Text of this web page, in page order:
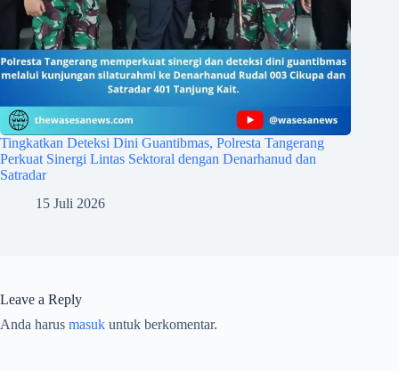
Tingkatkan Deteksi Dini Guantibmas, Polresta Tangerang
Perkuat Sinergi Lintas Sektoral dengan Denarhanud dan
Satradar
15 Juli 2026
Leave a Reply
Anda harus masuk untuk berkomentar.